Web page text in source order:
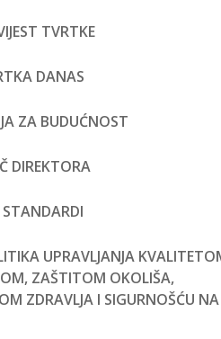
TVRTKE
DANAS
ZA BUDUĆNOST
DIREKTORA
STANDARDI
UPRAVLJANJA
ZAŠTITOM OKOLIŠA,
ZDRAVLJA I SIGURNOŠĆU NA